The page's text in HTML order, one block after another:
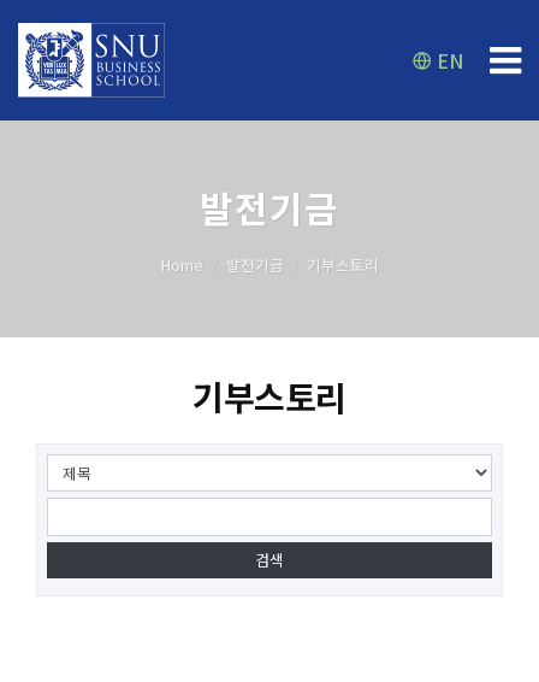
EN
발전기금
Home 발전기금 기부스토리
기부스토리